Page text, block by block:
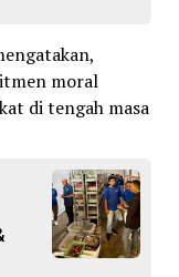
moral
di tengah masa